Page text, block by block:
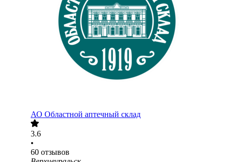
АО Областной аптечный склад
3.6
•
60 отзывов